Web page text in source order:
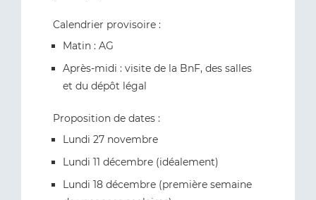
Calendrier provisoire :
Matin : AG
Après-midi : visite de la BnF, des salles
et du dépôt légal
Proposition de dates :
Lundi 27 novembre
Lundi 11 décembre (idéalement)
Lundi 18 décembre (première semaine